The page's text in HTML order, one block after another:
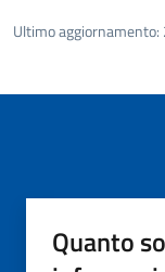
Ultimo aggiornamento:
Quanto